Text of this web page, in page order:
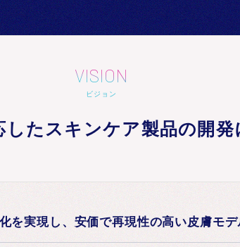
VISION
ビジョン
たスキンケア製品の開
を実現し、安価で再現性の高い皮膚モ